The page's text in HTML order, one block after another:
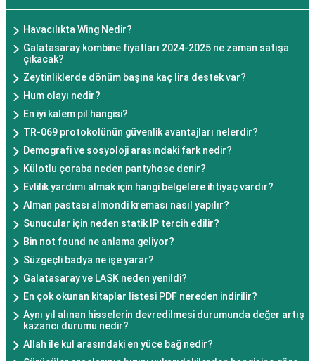
Havacılıkta Wing Nedir?
Galatasaray kombine fiyatları 2024-2025 ne zaman satışa
çıkacak?
Zeytinliklerde dönüm başına kaç lira destek var?
Hum olayı nedir?
En iyi kalem pil hangisi?
TR-069 protokolünün güvenlik avantajları nelerdir?
Demografi ve sosyoloji arasındaki fark nedir?
Külotlu çoraba neden pantyhose denir?
Evlilik yardımı almak için hangi belgelere ihtiyaç vardır?
Alman pastası almondi kreması nasıl yapılır?
Sunucular için neden statik IP tercih edilir?
Bin not found ne anlama geliyor?
Süzgeçli badya ne işe yarar?
Galatasaray ve LASK neden yenildi?
En çok okunan kitaplar listesi PDF nereden indirilir?
Aynı yıl alınan hisselerin devredilmesi durumunda değer artış
kazancı durumu nedir?
Allah ile kul arasındaki en yüce bağ nedir?